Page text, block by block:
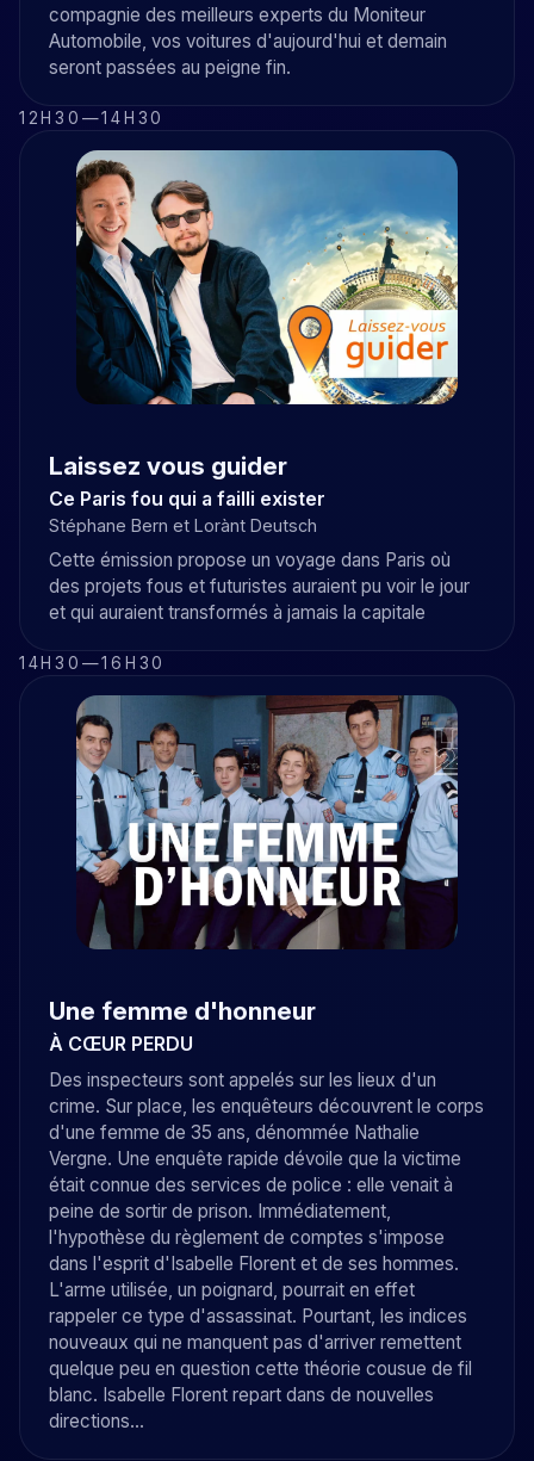
compagnie des meilleurs experts du Moniteur
Automobile, vos voitures d'aujourd'hui et demain
seront passées au peigne fin.
12H30 —14H30
Laissez vous guider
Ce Paris fou qui a failli exister
Stéphane Bern et Lorànt Deutsch
Cette émission propose un voyage dans Paris où
des projets fous et futuristes auraient pu voir le jour
et qui auraient transformés à jamais la capitale
14H30 —16H30
Une femme d'honneur
À CŒUR PERDU
Des inspecteurs sont appelés sur les lieux d'un
crime. Sur place, les enquêteurs découvrent le corps
d'une femme de 35 ans, dénommée Nathalie
Vergne. Une enquête rapide dévoile que la victime
était connue des services de police : elle venait à
peine de sortir de prison. Immédiatement,
l'hypothèse du règlement de comptes s'impose
dans l'esprit d'Isabelle Florent et de ses hommes.
L'arme utilisée, un poignard, pourrait en effet
rappeler ce type d'assassinat. Pourtant, les indices
nouveaux qui ne manquent pas d'arriver remettent
quelque peu en question cette théorie cousue de fil
blanc. Isabelle Florent repart dans de nouvelles
directions...